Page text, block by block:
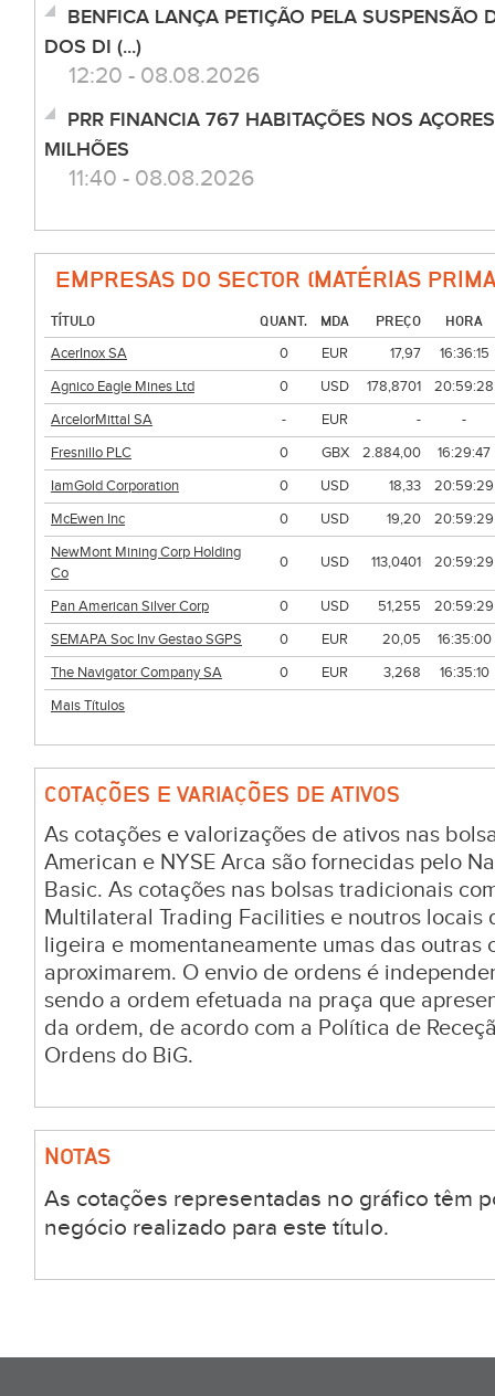
BENFICA LANÇA PETIÇÃO PELA SUSPENSÃO
DOS DI (...)
12:20 - 08.08.2026
PRR FINANCIA 767 HABITAÇÕES NOS
MILHÕES
11:40 - 08.08.2026
EMPRESAS DO SECTOR (MATÉRIAS
TÍTULO QUANT. MDA PREÇO
HORA
AcerInox SA
0 EUR 17,97
16:36:15
Agnico Eagle Mines Ltd
0 USD 178,8701
20:59:28
ArcelorMittal SA
- EUR -
-
Fresnillo PLC
0 GBX 2.884,00
16:29:47
IamGold Corporation
0 USD 18,33
20:59:29
McEwen Inc
0 USD 19,20
20:59:29
NewMont Mining Corp Holding
Co
0 USD 113,0401 20:59:29
Pan American Silver Corp 0 USD 51,255
20:59:29
SEMAPA Soc Inv Gestao SGPS
0 EUR 20,05
16:35:00
The Navigator Company SA
0 EUR 3,268
16:35:10
Mais Títulos
COTAÇÕES E VARIAÇÕES DE ATIVOS
As cotações e valorizações de ativos nas
American e NYSE Arca são fornecidas pelo
Basic. As cotações nas bolsas tradicionais
Multilateral Trading Facilities e noutros
ligeira e momentaneamente umas das outras
aproximarem. O envio de ordens é
sendo a ordem efetuada na praça que
da ordem, de acordo com a Política de
Ordens do BiG.
NOTAS
As cotações representadas no gráfico têm
negócio realizado para este título.